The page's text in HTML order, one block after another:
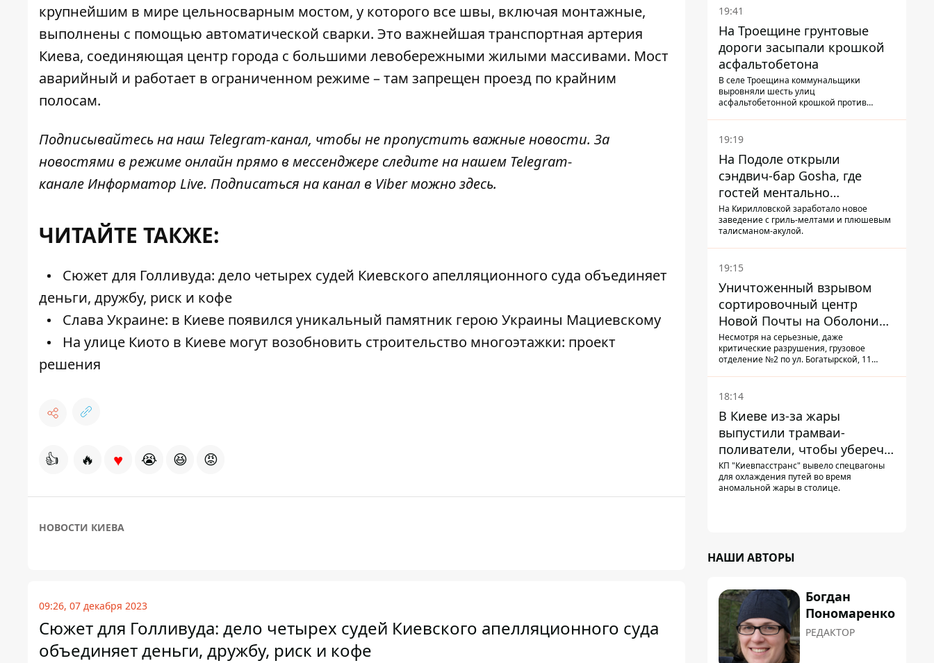
крупнейшим в мире цельносварным мостом, у которого все швы, включая монтажные,
выполнены с помощью автоматической сварки. Это важнейшая транспортная артерия
Киева, соединяющая центр города с большими левобережными жилыми массивами. Мост
аварийный и работает в ограниченном режиме – там запрещен проезд по крайним
полосам.
Подписывайтесь на наш Telegram-канал, чтобы не пропустить важные новости. За
новостями в режиме онлайн прямо в мессенджере следите на нашем Telegram-
канале Информатор Live. Подписаться на канал в Viber можноздесь.
ЧИТАЙТЕ ТАКЖЕ:
Сюжет для Голливуда: дело четырех судей Киевского апелляционного суда объединяет
деньги, дружбу, риск и кофе
Слава Украине: в Киеве появился уникальный памятник герою Украины Мациевскому
На улице Киото в Киеве могут возобновить строительство многоэтажки: проект
решения
👍 🔥 ♥ 😭 😆 😡
НОВОСТИ КИЕВА
09:26, 07 декабря 2023
Сюжет для Голливуда: дело четырех судей Киевского апелляционного суда
объединяет деньги, дружбу, риск и кофе
19:41
На Троещине грунтовые
дороги засыпали крошкой
асфальтобетона
В селе Троещина коммунальщики
выровняли шесть улиц
асфальтобетонной крошкой против
19:19
На Подоле открыли
сэндвич-бар Gosha, где
гостей ментально
разгружает акула
На Кирилловской заработало новое
заведение с гриль-мелтами и плюшевым
талисманом-акулой.
19:15
Уничтоженный взрывом
сортировочный центр
Новой Почты на Оболони
заработал – выдают
посылки
Несмотря на серьезные, даже
критические разрушения, грузовое
отделение №2 по ул. Богатырской, 11
выдают их адресатам
18:14
В Киеве из-за жары
выпустили трамваи-
поливатели, чтобы уберечь
рельсы от деформации
КП "Киевпасстранс" вывело спецвагоны
для охлаждения путей во время
аномальной жары в столице.
НАШИ АВТОРЫ
Богдан
Пономаренко
РЕДАКТОР